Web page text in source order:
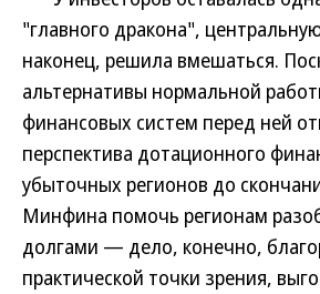
"главного дракона",
наконец, решила вмешаться.
альтернативы нормальной
финансовых систем перед ней
перспектива дотационного
убыточных регионов до
Минфина помочь регионам
долгами — дело, конечно,
практической точки зрения,